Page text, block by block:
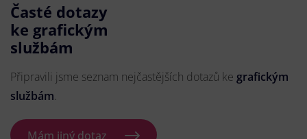
Časté dotazy
ke grafickým
službám
Připravili jsme seznam nejčastějších dotazů ke grafickým
službám.
Mám jiný dotaz